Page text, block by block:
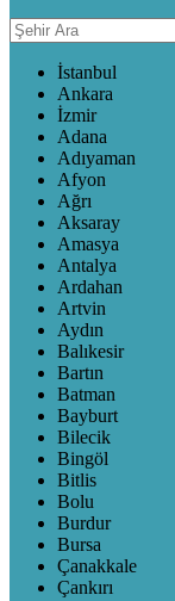
İstanbul
Ankara
İzmir
Adana
Adıyaman
Afyon
Ağrı
Aksaray
Amasya
Antalya
Ardahan
Artvin
Aydın
Balıkesir
Bartın
Batman
Bayburt
Bilecik
Bingöl
Bitlis
Bolu
Burdur
Bursa
Çanakkale
Çankırı